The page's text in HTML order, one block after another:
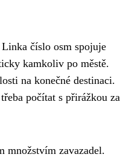
číslo osm spojuje
kamkoliv po městě.
na konečné destinaci.
počítat s přirážkou za
množstvím zavazadel.